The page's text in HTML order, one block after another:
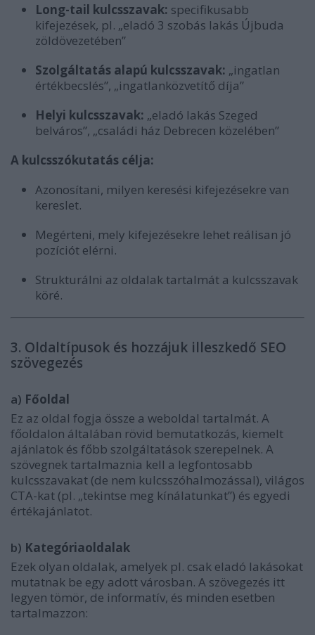
Long-tail kulcsszavak: specifikusabb
kifejezések, pl. „eladó 3 szobás lakás Újbuda
zöldövezetében”
Szolgáltatás alapú kulcsszavak: „ingatlan
értékbecslés”, „ingatlanközvetítő díja”
Helyi kulcsszavak: „eladó lakás Szeged
belváros”, „családi ház Debrecen közelében”
A kulcsszókutatás célja:
Azonosítani, milyen keresési kifejezésekre van
kereslet.
Megérteni, mely kifejezésekre lehet reálisan jó
pozíciót elérni.
Strukturálni az oldalak tartalmát a kulcsszavak
köré.
3. Oldaltípusok és hozzájuk illeszkedő SEO
szövegezés
a) Főoldal
Ez az oldal fogja össze a weboldal tartalmát. A
főoldalon általában rövid bemutatkozás, kiemelt
ajánlatok és főbb szolgáltatások szerepelnek. A
szövegnek tartalmaznia kell a legfontosabb
kulcsszavakat (de nem kulcsszóhalmozással), világos
CTA-kat (pl. „tekintse meg kínálatunkat”) és egyedi
értékajánlatot.
b) Kategóriaoldalak
Ezek olyan oldalak, amelyek pl. csak eladó lakásokat
mutatnak be egy adott városban. A szövegezés itt
legyen tömör, de informatív, és minden esetben
tartalmazzon: